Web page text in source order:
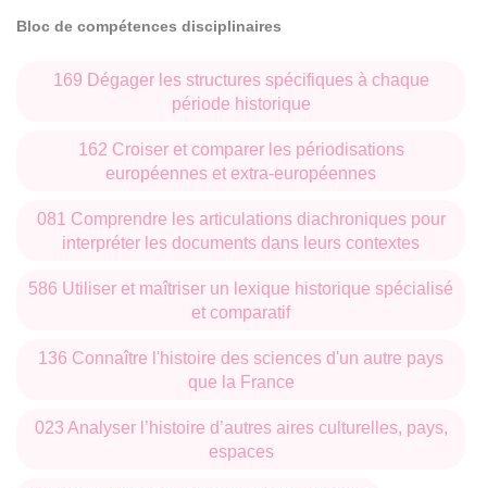
partie de leur formation à l’étranger, en particulier dans le
Uni, Espagne, Italie, Europe centrale et orientale,
Scandinavie…). En outre ils peuvent postuler à une
mobilité dans les Universités de Californie (présence de la
maison de la Californie à l’UBM : UCLA, Berkeley,
dans une soixantaine d’universités hors Union
Inversement les interventions de professeurs étrangers
invités dans ce master renforcent encore l’immersion des
étudiants dans la recherche internationale.
Conseil régional, les Conseils départementaux, la
Métropole de Bordeaux et la MSHA (Maison des Sciences
Bloc de compétences disciplinaires
169 Dégager les structures spécifiques à chaque
période historique
162 Croiser et comparer les périodisations
européennes et extra-européennes
081 Comprendre les articulations diachroniques pour
interpréter les documents dans leurs contextes
586 Utiliser et maîtriser un lexique historique spécialisé
et comparatif
136 Connaître l'histoire des sciences d'un autre pays
que la France
023 Analyser l’histoire d’autres aires culturelles, pays,
espaces